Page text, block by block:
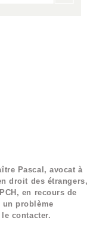
LA VIE
Pascal, avocat à
droit des étrangers,
en recours de
un problème
contacter.